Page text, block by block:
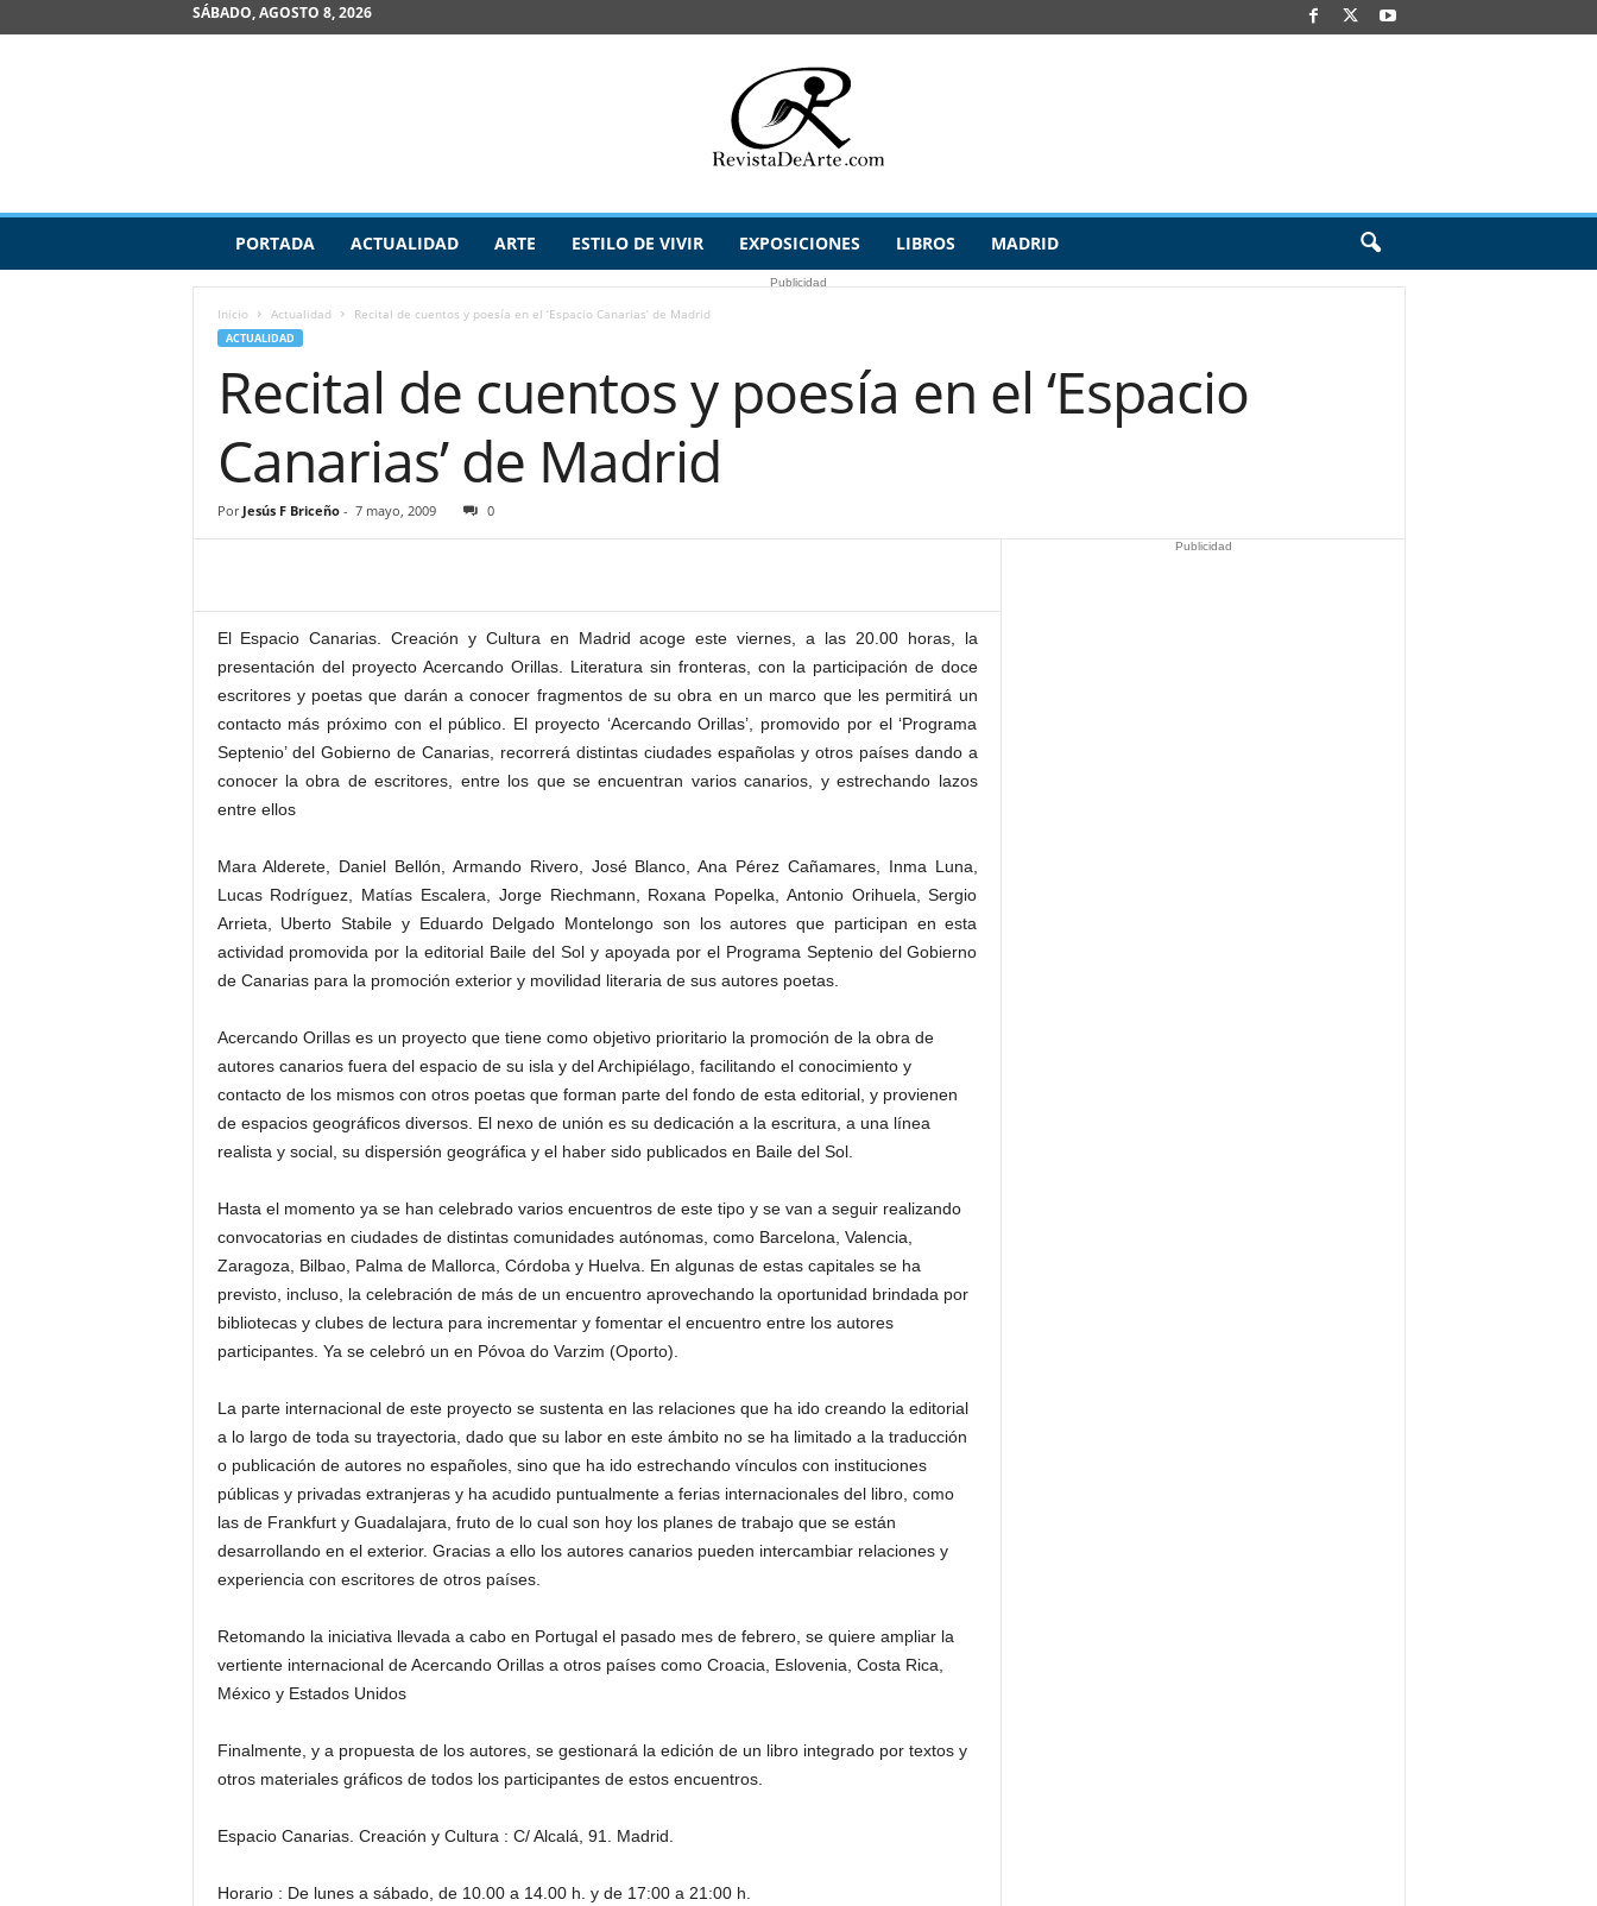
SÁBADO, AGOSTO 8, 2026
v
PORTADA ACTUALIDAD ARTE ESTILO DE VIVIR EXPOSICIONES LIBROS MADRID
Publicidad
Inicio Actualidad Recital de cuentos y poesía en el ‘Espacio Canarias’ de Madrid
ACTUALIDAD
Recital de cuentos y poesía en el ‘Espacio
Canarias’ de Madrid
Por Jesús F Briceño- 7 mayo, 2009 0
El Espacio Canarias. Creación y Cultura en Madrid acoge este viernes, a las 20.00 horas, la
presentación del proyecto Acercando Orillas. Literatura sin fronteras, con la participación de doce
escritores y poetas que darán a conocer fragmentos de su obra en un marco que les permitirá un
contacto más próximo con el público. El proyecto ‘Acercando Orillas’, promovido por el ‘Programa
Septenio’ del Gobierno de Canarias, recorrerá distintas ciudades españolas y otros países dando a
conocer la obra de escritores, entre los que se encuentran varios canarios, y estrechando lazos
entre ellos
Mara Alderete, Daniel Bellón, Armando Rivero, José Blanco, Ana Pérez Cañamares, Inma Luna,
Lucas Rodríguez, Matías Escalera, Jorge Riechmann, Roxana Popelka, Antonio Orihuela, Sergio
Arrieta, Uberto Stabile y Eduardo Delgado Montelongo son los autores que participan en esta
actividad promovida por la editorial Baile del Sol y apoyada por el Programa Septenio del Gobierno
de Canarias para la promoción exterior y movilidad literaria de sus autores poetas.
Acercando Orillas es un proyecto que tiene como objetivo prioritario la promoción de la obra de
autores canarios fuera del espacio de su isla y del Archipiélago, facilitando el conocimiento y
contacto de los mismos con otros poetas que forman parte del fondo de esta editorial, y provienen
de espacios geográficos diversos. El nexo de unión es su dedicación a la escritura, a una línea
realista y social, su dispersión geográfica y el haber sido publicados en Baile del Sol.
Hasta el momento ya se han celebrado varios encuentros de este tipo y se van a seguir realizando
convocatorias en ciudades de distintas comunidades autónomas, como Barcelona, Valencia,
Zaragoza, Bilbao, Palma de Mallorca, Córdoba y Huelva. En algunas de estas capitales se ha
previsto, incluso, la celebración de más de un encuentro aprovechando la oportunidad brindada por
bibliotecas y clubes de lectura para incrementar y fomentar el encuentro entre los autores
participantes. Ya se celebró un en Póvoa do Varzim (Oporto).
La parte internacional de este proyecto se sustenta en las relaciones que ha ido creando la editorial
a lo largo de toda su trayectoria, dado que su labor en este ámbito no se ha limitado a la traducción
o publicación de autores no españoles, sino que ha ido estrechando vínculos con instituciones
públicas y privadas extranjeras y ha acudido puntualmente a ferias internacionales del libro, como
las de Frankfurt y Guadalajara, fruto de lo cual son hoy los planes de trabajo que se están
desarrollando en el exterior. Gracias a ello los autores canarios pueden intercambiar relaciones y
experiencia con escritores de otros países.
Retomando la iniciativa llevada a cabo en Portugal el pasado mes de febrero, se quiere ampliar la
vertiente internacional de Acercando Orillas a otros países como Croacia, Eslovenia, Costa Rica,
México y Estados Unidos
Finalmente, y a propuesta de los autores, se gestionará la edición de un libro integrado por textos y
otros materiales gráficos de todos los participantes de estos encuentros.
Espacio Canarias. Creación y Cultura : C/ Alcalá, 91. Madrid.
Horario : De lunes a sábado, de 10.00 a 14.00 h. y de 17:00 a 21:00 h.
Publicidad